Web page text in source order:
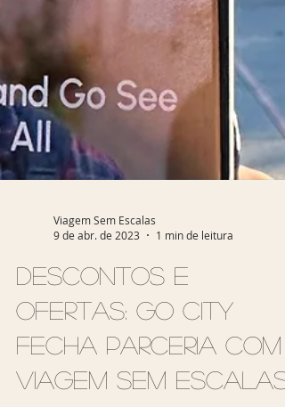
Viagem Sem Escalas
9 de abr. de 2023
1 min de leitura
Descontos e
ofertas: Go City
fecha parceria com